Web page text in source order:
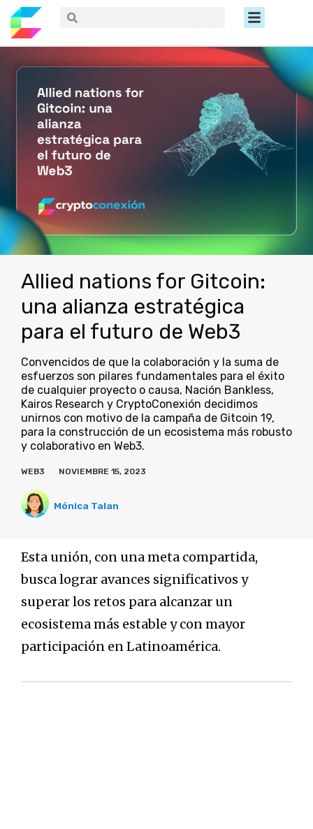
contenido
Buscar Menú
Allied nations for Gitcoin:
una alianza estratégica
para el futuro de Web3
Convencidos de que la colaboración y la suma de
esfuerzos son pilares fundamentales para el éxito
de cualquier proyecto o causa, Nación Bankless,
Kairos Research y CryptoConexión decidimos
unirnos con motivo de la campaña de Gitcoin 19,
para la construcción de un ecosistema más robusto
y colaborativo en Web3.
WEB3 NOVIEMBRE 15, 2023
Mónica Talan
Esta unión, con una meta compartida,
busca lograr avances significativos y
superar los retos para alcanzar un
ecosistema más estable y con mayor
participación en Latinoamérica.